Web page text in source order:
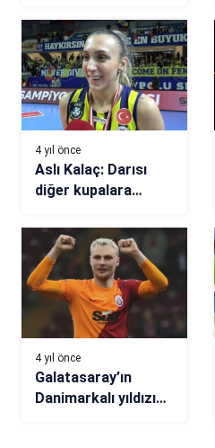
Kupası startı verildi
4 yıl önce
Aslı Kalaç: Darısı
diğer kupalara
4 yıl önce
Galatasaray’ın
Danimarkalı yıldızı